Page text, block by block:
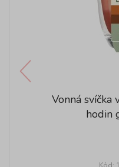
Vonná svíčka
hodin